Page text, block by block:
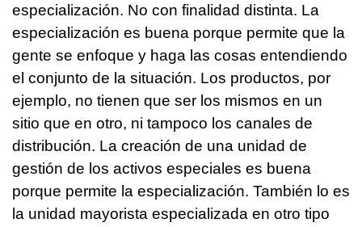
especialización. No con finalidad distinta. La
especialización es buena porque permite que la
gente se enfoque y haga las cosas entendiendo
el conjunto de la situación. Los productos, por
ejemplo, no tienen que ser los mismos en un
sitio que en otro, ni tampoco los canales de
distribución. La creación de una unidad de
gestión de los activos especiales es buena
porque permite la especialización. También lo es
la unidad mayorista especializada en otro tipo